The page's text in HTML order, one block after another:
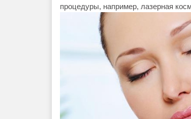
процедуры, например, лазерная